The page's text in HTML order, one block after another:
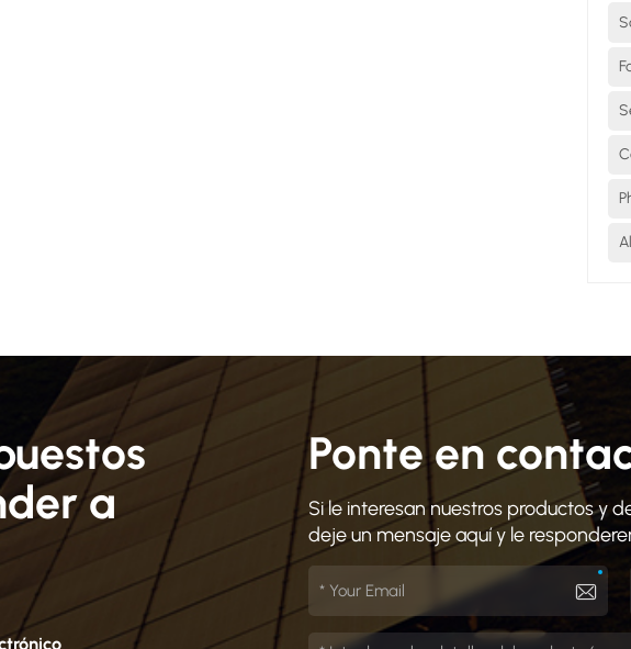
Ponte en
Si le interesan nuestros productos y
deje un mensaje aquí y le
a